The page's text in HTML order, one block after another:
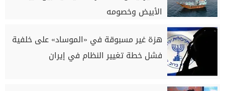
الأبيض وخصومه
هزة غير مسبوقة في «الموساد» على خلفية
فشل خطة تغيير النظام في إيران